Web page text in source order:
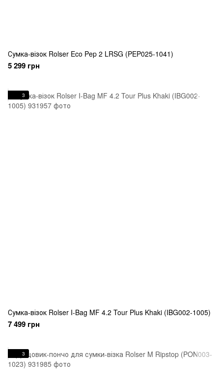
Сумка-візок Rolser Eco Pep 2 LRSG (PEP025-1041)
5 299 грн
3
Сумка-візок Rolser I-Bag MF 4.2 Tour Plus Khaki (IBG002-1005)
7 499 грн
3